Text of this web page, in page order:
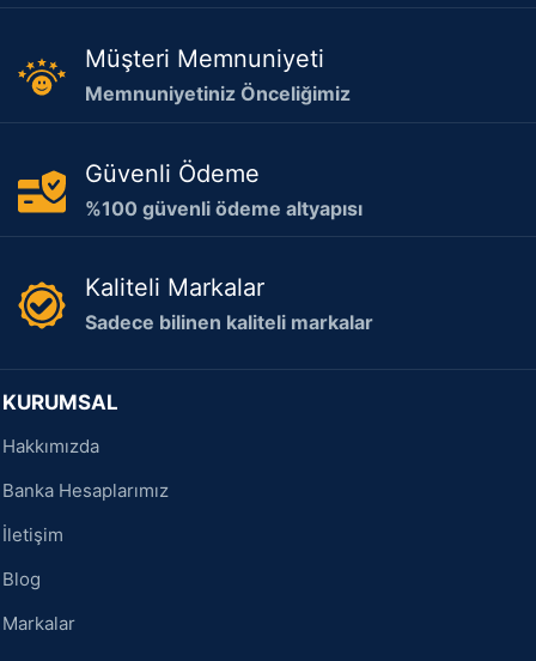
Müşteri Memnuniyeti
Memnuniyetiniz Önceliğimiz
Güvenli Ödeme
%100 güvenli ödeme altyapısı
Kaliteli Markalar
Sadece bilinen kaliteli markalar
KURUMSAL
Hakkımızda
Banka Hesaplarımız
İletişim
Blog
Markalar